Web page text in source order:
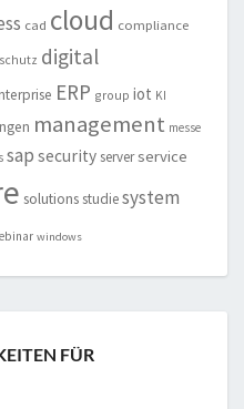
cad cloud compliance
digital
ERP group iot KI
management messe
sap security serverservice
solutions studiesystem
windows
FÜR